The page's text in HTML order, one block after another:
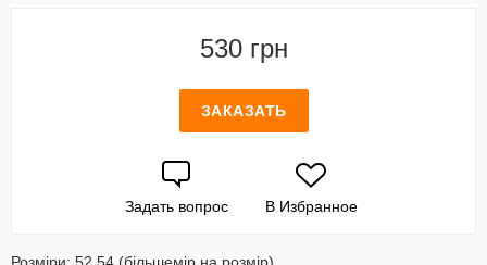
530 грн
ЗАКАЗАТЬ
Задать вопрос В Избранное